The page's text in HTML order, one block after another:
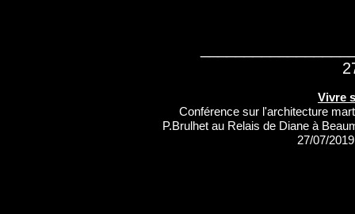
Vivre
Conférence sur l'architecture
P.Brulhet au Relais de Diane à
27/07/